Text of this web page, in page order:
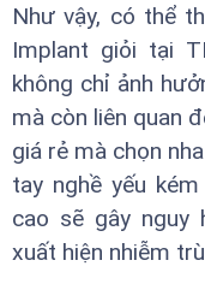
Như vậy, có thể
Implant giỏi tại
không chỉ ảnh
mà còn liên quan
giá rẻ mà chọn
tay nghề yếu
cao sẽ gây nguy
xuất hiện nhiễm